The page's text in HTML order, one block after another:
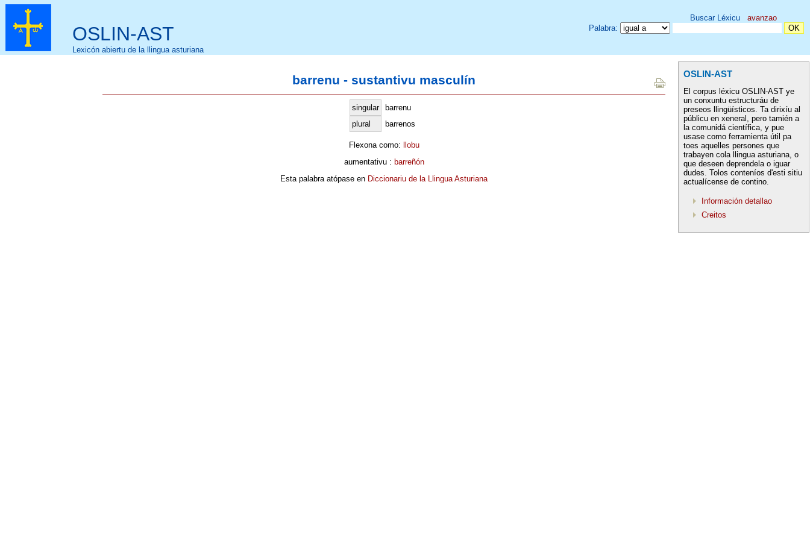
OSLIN-AST
Lexicón abiertu de la llingua asturiana
Buscar Léxicu avanzao
Palabra:
barrenu - sustantivu masculín
singular
barrenu
plural
barrenos
Flexona como: llobu
aumentativu : barreñón
Esta palabra atópase en Diccionariu de la Llingua Asturiana
OSLIN-AST
El corpus léxicu OSLIN-AST ye
un conxuntu estructuráu de
preseos llingüísticos. Ta dirixíu al
públicu en xeneral, pero tamién a
la comunidá científica, y pue
usase como ferramienta útil pa
toes aquelles persones que
trabayen cola llingua asturiana, o
que deseen deprendela o iguar
dudes. Tolos conteníos d'esti sitiu
actualícense de contino.
Información detallao
Creitos